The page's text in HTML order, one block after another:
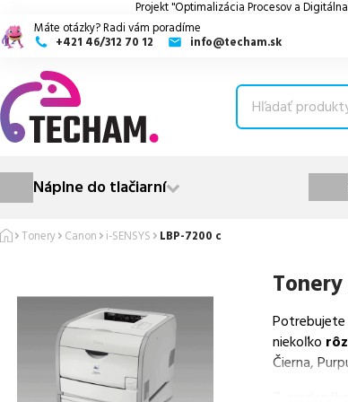
Projekt "Optimalizácia Procesov a
Máte otázky? Radi vám poradíme
+421 46/312 70 12
info@techam.sk
Náplne do tlačiarní
Tonery Canon i-SENSYS LBP-7200 c
niekoľko
Čierna,